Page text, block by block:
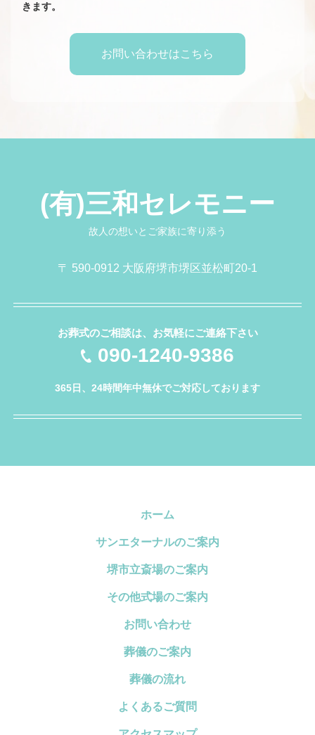
きます。
お問い合わせはこちら
(有)三和セレモニー
故人の想いとご家族に寄り添う
〒 590-0912 大阪府堺市堺区並松町20-1
お葬式のご相談は、お気軽にご連絡下さい
090-1240-9386
365日、24時間年中無休でご対応しております
ホーム
サンエターナルのご案内
堺市立斎場のご案内
その他式場のご案内
お問い合わせ
葬儀のご案内
葬儀の流れ
よくあるご質問